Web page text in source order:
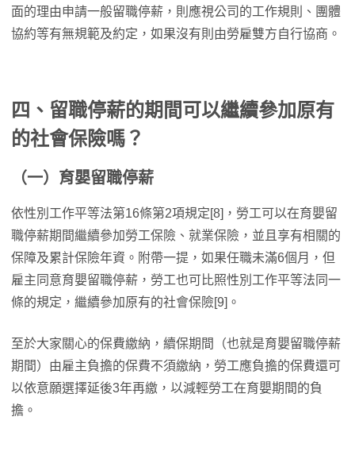
面的理由申請一般留職停薪，則應視公司的工作規則、團體
協約等有無規範及約定，如果沒有則由勞雇雙方自行協商。
四、留職停薪的期間可以繼續參加原有
的社會保險嗎？
（一）育嬰留職停薪
依性別工作平等法第16條第2項規定[8]，勞工可以在育嬰留
職停薪期間繼續參加勞工保險、就業保險，並且享有相關的
保障及累計保險年資。附帶一提，如果任職未滿6個月，但
雇主同意育嬰留職停薪，勞工也可比照性別工作平等法同一
條的規定，繼續參加原有的社會保險[9]。
至於大家關心的保費繳納，續保期間（也就是育嬰留職停薪
期間）由雇主負擔的保費不須繳納，勞工應負擔的保費還可
以依意願選擇延後3年再繳，以減輕勞工在育嬰期間的負
擔。